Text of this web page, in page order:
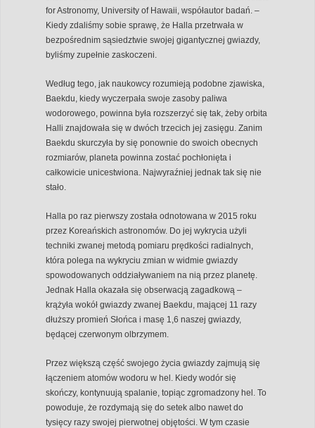
for Astronomy, University of Hawaii, współautor badań. –
Kiedy zdaliśmy sobie sprawę, że Halla przetrwała w
bezpośrednim sąsiedztwie swojej gigantycznej gwiazdy,
byliśmy zupełnie zaskoczeni.
Według tego, jak naukowcy rozumieją podobne zjawiska,
Baekdu, kiedy wyczerpała swoje zasoby paliwa
wodorowego, powinna była rozszerzyć się tak, żeby orbita
Halli znajdowała się w dwóch trzecich jej zasięgu. Zanim
Baekdu skurczyła by się ponownie do swoich obecnych
rozmiarów, planeta powinna zostać pochłonięta i
całkowicie unicestwiona. Najwyraźniej jednak tak się nie
stało.
Halla po raz pierwszy została odnotowana w 2015 roku
przez Koreańskich astronomów. Do jej wykrycia użyli
techniki zwanej metodą pomiaru prędkości radialnych,
która polega na wykryciu zmian w widmie gwiazdy
spowodowanych oddziaływaniem na nią przez planetę.
Jednak Halla okazała się obserwacją zagadkową –
krążyła wokół gwiazdy zwanej Baekdu, mającej 11 razy
dłuższy promień Słońca i masę 1,6 naszej gwiazdy,
będącej czerwonym olbrzymem.
Przez większą część swojego życia gwiazdy zajmują się
łączeniem atomów wodoru w hel. Kiedy wodór się
skończy, kontynuują spalanie, topiąc zgromadzony hel. To
powoduje, że rozdymają się do setek albo nawet do
tysięcy razy swojej pierwotnej objętości. W tym czasie